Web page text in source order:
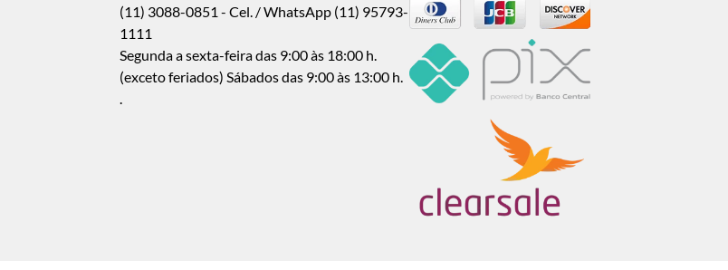
(11) 3088-0851 - Cel. / WhatsApp (11) 95793-
1111
Segunda a sexta-feira das 9:00 às 18:00 h.
(exceto feriados) Sábados das 9:00 às 13:00 h.
.